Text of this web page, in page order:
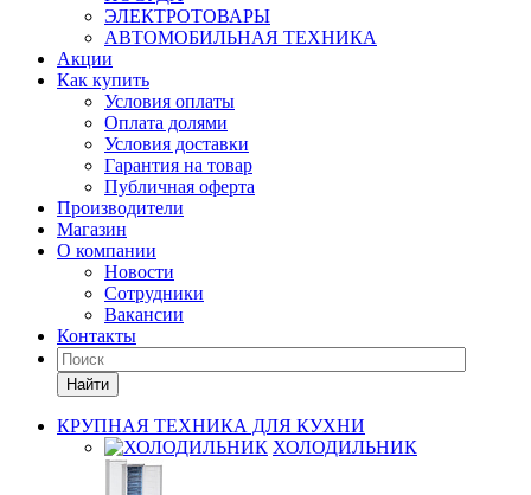
ЭЛЕКТРОТОВАРЫ
АВТОМОБИЛЬНАЯ ТЕХНИКА
Акции
Как купить
Условия оплаты
Оплата долями
Условия доставки
Гарантия на товар
Публичная оферта
Производители
Магазин
О компании
Новости
Сотрудники
Вакансии
Контакты
Найти
КРУПНАЯ ТЕХНИКА ДЛЯ КУХНИ
ХОЛОДИЛЬНИК